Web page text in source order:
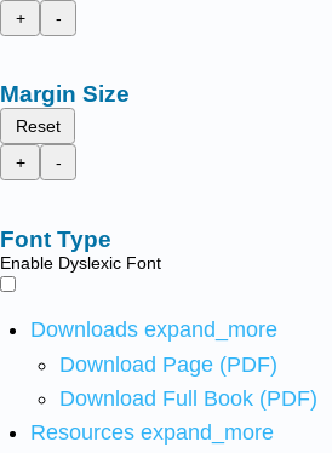
+
-
Margin Size
Reset
+
-
Font Type
Enable Dyslexic Font
Downloads expand_more
Download Page (PDF)
Download Full Book (PDF)
Resources expand_more